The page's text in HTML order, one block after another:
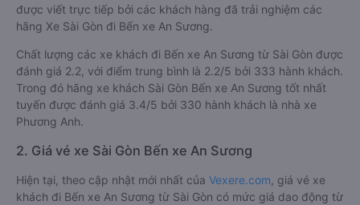
được viết trực tiếp bởi các khách hàng đã trải nghiệm các
hãng Xe Sài Gòn đi Bến xe An Sương.
Chất lượng các xe khách đi Bến xe An Sương từ Sài Gòn được
đánh giá 2.2, với điểm trung bình là 2.2/5 bởi 333 hành khách.
Trong đó hãng xe khách Sài Gòn Bến xe An Sương tốt nhất
tuyến được đánh giá 3.4/5 bởi 330 hành khách là nhà xe
Phương Anh.
2. Giá vé xe Sài Gòn Bến xe An Sương
Hiện tại, theo cập nhật mới nhất của Vexere.com , giá vé xe
khách đi Bến xe An Sương từ Sài Gòn có mức giá dao động từ